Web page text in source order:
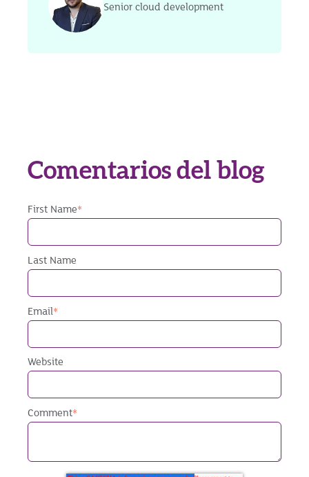
Senior cloud development
Comentarios del blog
First Name*
Last Name
Email*
Website
Comment*